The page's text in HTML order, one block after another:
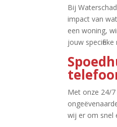
Bij
impact van
een woning,
jouw
Met onze 24/
wij er om snel